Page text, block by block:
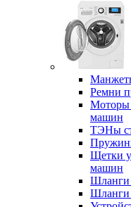
Ремни
Моторы
машин
ТЭНы
Щетки
машин
Шланги
Шланги